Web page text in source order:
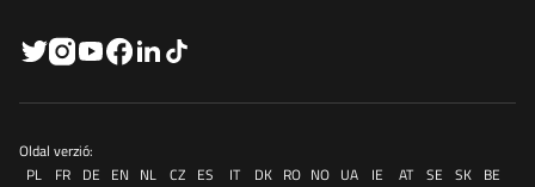
Oldal verzió:
PL
FR DE EN NL CZ ES IT DK RO NO UA IE AT SE SK BE